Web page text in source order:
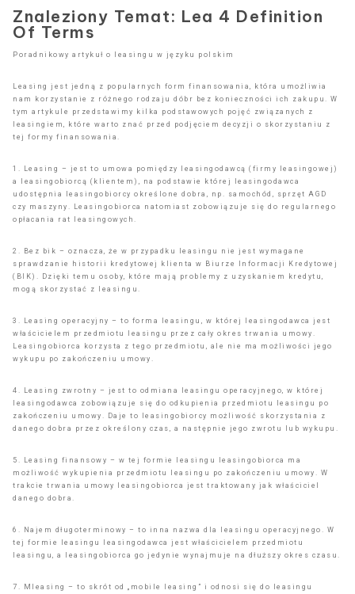
Znaleziony Temat: Lea 4 Definition
Of Terms
Poradnikowy artykuł o leasingu w języku polskim
Leasing jest jedną z popularnych form finansowania, która umożliwia
nam korzystanie z różnego rodzaju dóbr bez konieczności ich zakupu. W
tym artykule przedstawimy kilka podstawowych pojęć związanych z
leasingiem, które warto znać przed podjęciem decyzji o skorzystaniu z
tej formy finansowania.
1. Leasing – jest to umowa pomiędzy leasingodawcą (firmy leasingowej)
a leasingobiorcą (klientem), na podstawie której leasingodawca
udostępnia leasingobiorcy określone dobra, np. samochód, sprzęt AGD
czy maszyny. Leasingobiorca natomiast zobowiązuje się do regularnego
opłacania rat leasingowych.
2. Bez bik – oznacza, że w przypadku leasingu nie jest wymagane
sprawdzanie historii kredytowej klienta w Biurze Informacji Kredytowej
(BIK). Dzięki temu osoby, które mają problemy z uzyskaniem kredytu,
mogą skorzystać z leasingu.
3. Leasing operacyjny – to forma leasingu, w której leasingodawca jest
właścicielem przedmiotu leasingu przez cały okres trwania umowy.
Leasingobiorca korzysta z tego przedmiotu, ale nie ma możliwości jego
wykupu po zakończeniu umowy.
4. Leasing zwrotny – jest to odmiana leasingu operacyjnego, w której
leasingodawca zobowiązuje się do odkupienia przedmiotu leasingu po
zakończeniu umowy. Daje to leasingobiorcy możliwość skorzystania z
danego dobra przez określony czas, a następnie jego zwrotu lub wykupu.
5. Leasing finansowy – w tej formie leasingu leasingobiorca ma
możliwość wykupienia przedmiotu leasingu po zakończeniu umowy. W
trakcie trwania umowy leasingobiorca jest traktowany jak właściciel
danego dobra.
6. Najem długoterminowy – to inna nazwa dla leasingu operacyjnego. W
tej formie leasingu leasingodawca jest właścicielem przedmiotu
leasingu, a leasingobiorca go jedynie wynajmuje na dłuższy okres czasu.
7. Mleasing – to skrót od „mobile leasing” i odnosi się do leasingu